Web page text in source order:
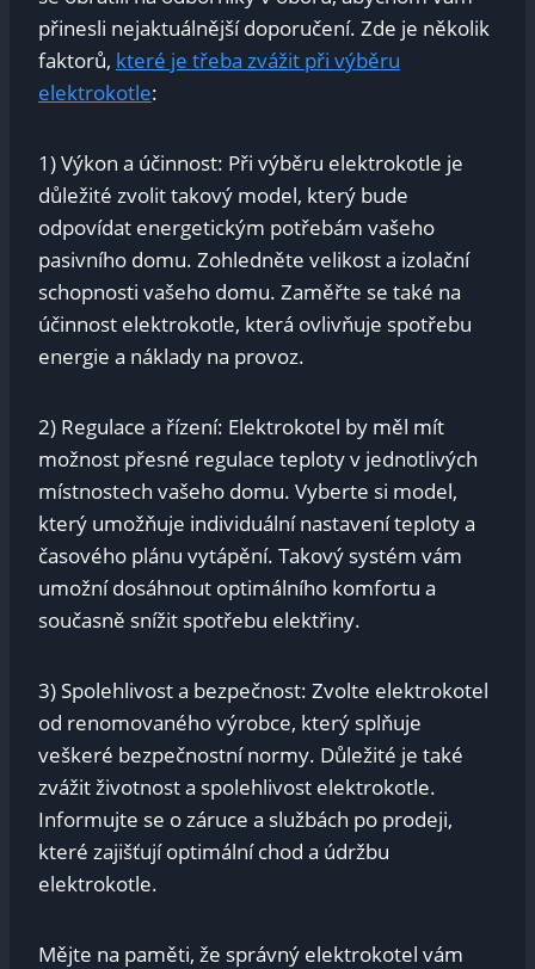
přinesli nejaktuálnější doporučení. Zde je několik
faktorů, které je třeba zvážit při výběru
elektrokotle:
1) Výkon a účinnost: Při výběru elektrokotle je
důležité zvolit takový model, který bude
odpovídat energetickým potřebám vašeho
pasivního domu. Zohledněte velikost a izolační
schopnosti vašeho domu. Zaměřte se také na
účinnost elektrokotle, která ovlivňuje spotřebu
energie a náklady na provoz.
2) Regulace a řízení: Elektrokotel by měl mít
možnost přesné regulace teploty v jednotlivých
místnostech vašeho domu. Vyberte si model,
který umožňuje individuální nastavení teploty a
časového plánu vytápění. Takový systém vám
umožní dosáhnout optimálního komfortu a
současně snížit spotřebu elektřiny.
3) Spolehlivost a bezpečnost: Zvolte elektrokotel
od renomovaného výrobce, který splňuje
veškeré bezpečnostní normy. Důležité je také
zvážit životnost a spolehlivost elektrokotle.
Informujte se o záruce a službách po prodeji,
které zajišťují optimální chod a údržbu
elektrokotle.
Mějte na paměti, že správný elektrokotel vám